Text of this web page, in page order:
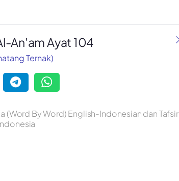
An'am Ayat 104
Ternak)
(Word By Word) English-Indonesian dan Tafsir